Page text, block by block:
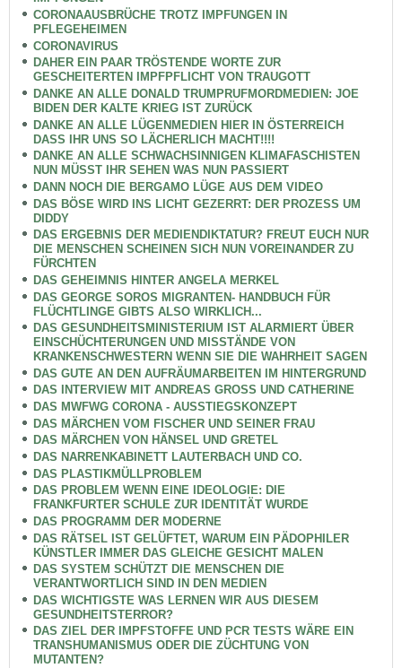
CORONAAUSBRÜCHE TROTZ IMPFUNGEN IN
PFLEGEHEIMEN
CORONAVIRUS
DAHER EIN PAAR TRÖSTENDE WORTE ZUR
GESCHEITERTEN IMPFPFLICHT VON TRAUGOTT
DANKE AN ALLE DONALD TRUMPRUFMORDMEDIEN: JOE
BIDEN DER KALTE KRIEG IST ZURÜCK
DANKE AN ALLE LÜGENMEDIEN HIER IN ÖSTERREICH
DASS IHR UNS SO LÄCHERLICH MACHT!!!!
DANKE AN ALLE SCHWACHSINNIGEN KLIMAFASCHISTEN
NUN MÜSST IHR SEHEN WAS NUN PASSIERT
DANN NOCH DIE BERGAMO LÜGE AUS DEM VIDEO
DAS BÖSE WIRD INS LICHT GEZERRT: DER PROZESS UM
DIDDY
DAS ERGEBNIS DER MEDIENDIKTATUR? FREUT EUCH NUR
DIE MENSCHEN SCHEINEN SICH NUN VOREINANDER ZU
FÜRCHTEN
DAS GEHEIMNIS HINTER ANGELA MERKEL
DAS GEORGE SOROS MIGRANTEN- HANDBUCH FÜR
FLÜCHTLINGE GIBTS ALSO WIRKLICH...
DAS GESUNDHEITSMINISTERIUM IST ALARMIERT ÜBER
EINSCHÜCHTERUNGEN UND MISSTÄNDE VON
KRANKENSCHWESTERN WENN SIE DIE WAHRHEIT SAGEN
DAS GUTE AN DEN AUFRÄUMARBEITEN IM HINTERGRUND
DAS INTERVIEW MIT ANDREAS GROSS UND CATHERINE
DAS MWFWG CORONA - AUSSTIEGSKONZEPT
DAS MÄRCHEN VOM FISCHER UND SEINER FRAU
DAS MÄRCHEN VON HÄNSEL UND GRETEL
DAS NARRENKABINETT LAUTERBACH UND CO.
DAS PLASTIKMÜLLPROBLEM
DAS PROBLEM WENN EINE IDEOLOGIE: DIE
FRANKFURTER SCHULE ZUR IDENTITÄT WURDE
DAS PROGRAMM DER MODERNE
DAS RÄTSEL IST GELÜFTET, WARUM EIN PÄDOPHILER
KÜNSTLER IMMER DAS GLEICHE GESICHT MALEN
DAS SYSTEM SCHÜTZT DIE MENSCHEN DIE
VERANTWORTLICH SIND IN DEN MEDIEN
DAS WICHTIGSTE WAS LERNEN WIR AUS DIESEM
GESUNDHEITSTERROR?
DAS ZIEL DER IMPFSTOFFE UND PCR TESTS WÄRE EIN
TRANSHUMANISMUS ODER DIE ZÜCHTUNG VON
MUTANTEN?